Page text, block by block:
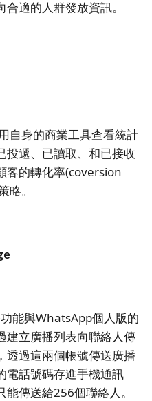
適的人群發放資訊。
自身的商業工具查看統計
投遞、已讀取、和已接收
客的轉化率(coversion
。
能與WhatsApp個人版的
建立廣播列表向聯絡人傳
透過這兩個帳號傳送廣播
電話號碼存進手機通訊
傳送給256個聯絡人。